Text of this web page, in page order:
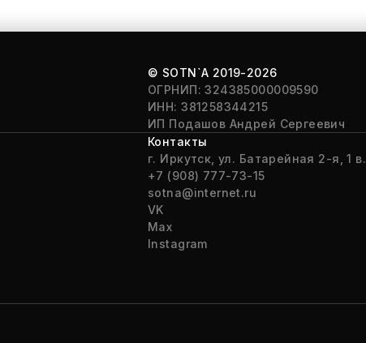
© SOTN`A 2019-2026
ОГРНИП: 324385000009590
ИНН: 381258344215
ИП Подашов Андрей Сергеевич
Контакты
г. Иркутск, ул. Батарейная 2-я, 1 в.
+7 (908) 777-73-15
sotna@internet.ru
VK
Max
Instagram